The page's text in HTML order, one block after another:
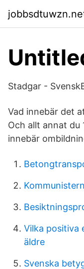
Stadgar -
Vad innebär det
Och allt annat du
innebär
Vilka positiva
äldre
Svenska